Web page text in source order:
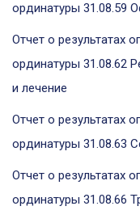
ординатуры 31.08.59
Отчет о результатах
ординатуры 31.08.62
и лечение
Отчет о результатах
ординатуры 31.08.63
Отчет о результатах
ординатуры 31.08.66